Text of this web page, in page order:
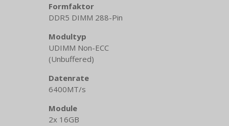
Formfaktor
DDR5 DIMM 288-Pin
Modultyp
UDIMM Non-ECC
(Unbuffered)
Datenrate
6400MT/​s
Module
2x 16GB